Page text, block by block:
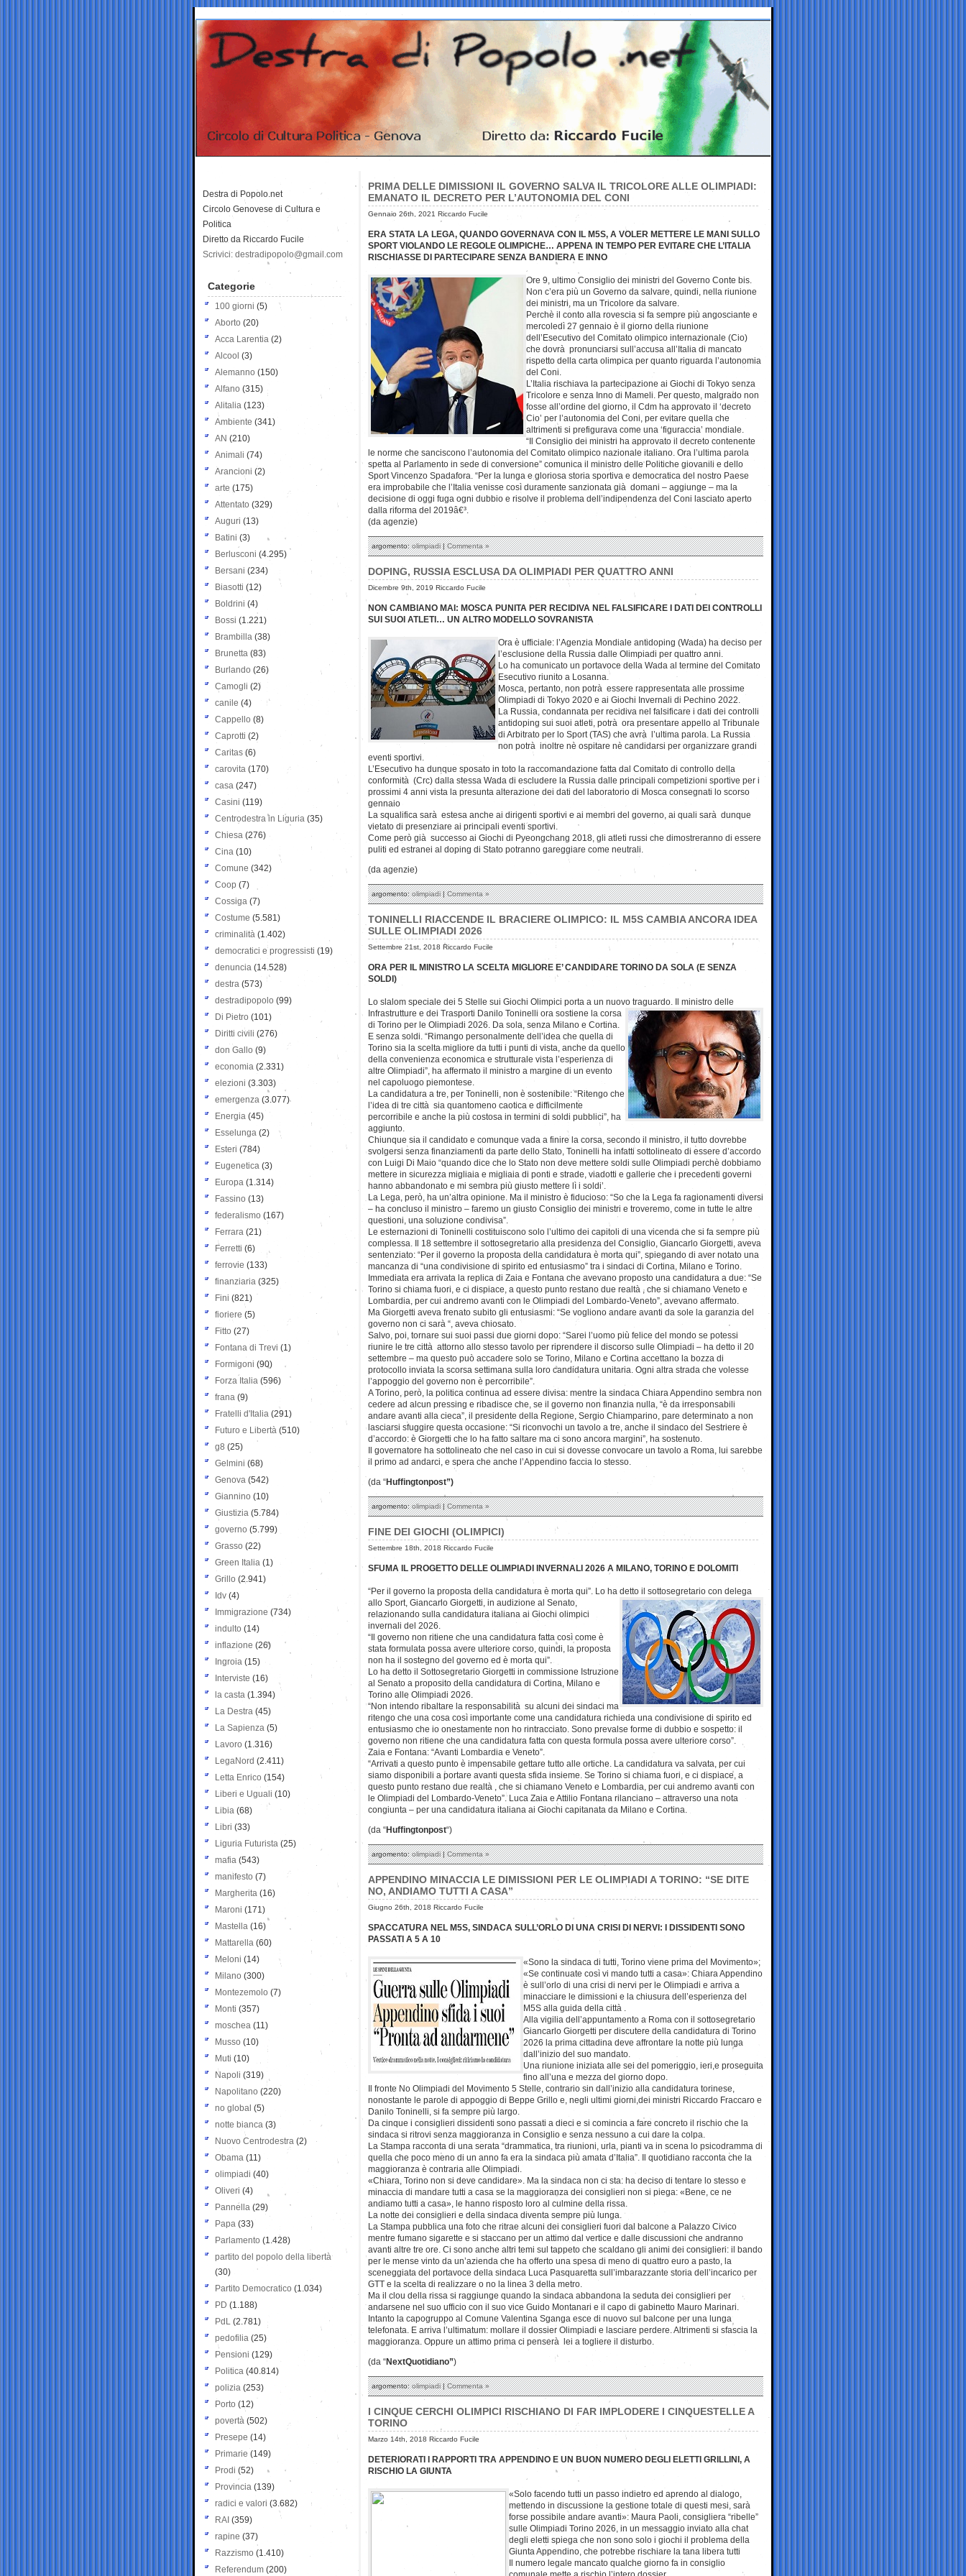
PRIMA DELLE DIMISSIONI IL GOVERNO SALVA IL TRICOLORE ALLE OLIMPIADI:
EMANATO IL DECRETO PER L’AUTONOMIA DEL CONI
Gennaio 26th, 2021 Riccardo Fucile
ERA STATA LA LEGA, QUANDO GOVERNAVA CON IL M5S, A VOLER METTERE LE MANI SULLO
SPORT VIOLANDO LE REGOLE OLIMPICHE… APPENA IN TEMPO PER EVITARE CHE L’ITALIA
RISCHIASSE DI PARTECIPARE SENZA BANDIERA E INNO
Ore 9, ultimo Consiglio dei ministri del Governo Conte bis.
Non c’era più un Governo da salvare, quindi, nella riunione
dei ministri, ma un Tricolore da salvare.
Perchè il conto alla rovescia si fa sempre più angosciante e
mercoledì 27 gennaio è il giorno della riunione
dell’Esecutivo del Comitato olimpico internazionale (Cio)
che dovrà pronunciarsi sull’accusa all’Italia di mancato
rispetto della carta olimpica per quanto riguarda l’autonomia
del Coni.
L’Italia rischiava la partecipazione ai Giochi di Tokyo senza
Tricolore e senza Inno di Mameli. Per questo, malgrado non
fosse all’ordine del giorno, il Cdm ha approvato il ‘decreto
Cio’ per l’autonomia del Coni, per evitare quella che
altrimenti si prefigurava come una ‘figuraccia’ mondiale.
“Il Consiglio dei ministri ha approvato il decreto contenente
le norme che sanciscono l’autonomia del Comitato olimpico nazionale italiano. Ora l’ultima parola
spetta al Parlamento in sede di conversione” comunica il ministro delle Politiche giovanili e dello
Sport Vincenzo Spadafora. “Per la lunga e gloriosa storia sportiva e democratica del nostro Paese
era improbabile che l’Italia venisse così duramente sanzionata già domani – aggiunge – ma la
decisione di oggi fuga ogni dubbio e risolve il problema dell’indipendenza del Coni lasciato aperto
dalla riforma del 2019â€³.
(da agenzie)
argomento:olimpiadi|Commenta »
DOPING, RUSSIA ESCLUSA DA OLIMPIADI PER QUATTRO ANNI
Dicembre 9th, 2019 Riccardo Fucile
NON CAMBIANO MAI: MOSCA PUNITA PER RECIDIVA NEL FALSIFICARE I DATI DEI CONTROLLI
SUI SUOI ATLETI… UN ALTRO MODELLO SOVRANISTA
Ora è ufficiale: l’Agenzia Mondiale antidoping (Wada) ha deciso per
l’esclusione della Russia dalle Olimpiadi per quattro anni.
Lo ha comunicato un portavoce della Wada al termine del Comitato
Esecutivo riunito a Losanna.
Mosca, pertanto, non potrà essere rappresentata alle prossime
Olimpiadi di Tokyo 2020 e ai Giochi Invernali di Pechino 2022.
La Russia, condannata per recidiva nel falsificare i dati dei controlli
antidoping sui suoi atleti, potrà ora presentare appello al Tribunale
di Arbitrato per lo Sport (TAS) che avrà l’ultima parola. La Russia
non potrà inoltre nè ospitare nè candidarsi per organizzare grandi
eventi sportivi.
L’Esecutivo ha dunque sposato in toto la raccomandazione fatta dal Comitato di controllo della
conformità (Crc) dalla stessa Wada di escludere la Russia dalle principali competizioni sportive per i
prossimi 4 anni vista la presunta alterazione dei dati del laboratorio di Mosca consegnati lo scorso
gennaio
La squalifica sarà estesa anche ai dirigenti sportivi e ai membri del governo, ai quali sarà dunque
vietato di presenziare ai principali eventi sportivi.
Come però già successo ai Giochi di Pyeongchang 2018, gli atleti russi che dimostreranno di essere
puliti ed estranei al doping di Stato potranno gareggiare come neutrali.
(da agenzie)
argomento:olimpiadi|Commenta »
TONINELLI RIACCENDE IL BRACIERE OLIMPICO: IL M5S CAMBIA ANCORA IDEA
SULLE OLIMPIADI 2026
Settembre 21st, 2018 Riccardo Fucile
ORA PER IL MINISTRO LA SCELTA MIGLIORE E’ CANDIDARE TORINO DA SOLA (E SENZA
SOLDI)
Lo slalom speciale dei 5 Stelle sui Giochi Olimpici porta a un nuovo traguardo. Il ministro delle
Infrastrutture e dei Trasporti Danilo Toninelli ora sostiene la corsa
di Torino per le Olimpiadi 2026. Da sola, senza Milano e Cortina.
E senza soldi. “Rimango personalmente dell’idea che quella di
Torino sia la scelta migliore da tutti i punti di vista, anche da quello
della convenienza economica e strutturale vista l’esperienza di
altre Olimpiadi”, ha affermato il ministro a margine di un evento
nel capoluogo piemontese.
La candidatura a tre, per Toninelli, non è sostenibile: “Ritengo che
l’idea di tre città sia quantomeno caotica e difficilmente
percorribile e anche la più costosa in termini di soldi pubblici”, ha
aggiunto.
Chiunque sia il candidato e comunque vada a finire la corsa, secondo il ministro, il tutto dovrebbe
svolgersi senza finanziamenti da parte dello Stato, Toninelli ha infatti sottolineato di essere d’accordo
con Luigi Di Maio “quando dice che lo Stato non deve mettere soldi sulle Olimpiadi perchè dobbiamo
mettere in sicurezza migliaia e migliaia di ponti e strade, viadotti e gallerie che i precedenti governi
hanno abbandonato e mi sembra più giusto mettere lì i soldi’.
La Lega, però, ha un’altra opinione. Ma il ministro è fiducioso: “So che la Lega fa ragionamenti diversi
– ha concluso il ministro – faremo un giusto Consiglio dei ministri e troveremo, come in tutte le altre
questioni, una soluzione condivisa”.
Le esternazioni di Toninelli costituiscono solo l’ultimo dei capitoli di una vicenda che si fa sempre più
complessa. Il 18 settembre il sottosegretario alla presidenza del Consiglio, Giancarlo Giorgetti, aveva
sentenziato: “Per il governo la proposta della candidatura è morta qui”, spiegando di aver notato una
mancanza di “una condivisione di spirito ed entusiasmo” tra i sindaci di Cortina, Milano e Torino.
Immediata era arrivata la replica di Zaia e Fontana che avevano proposto una candidatura a due: “Se
Torino si chiama fuori, e ci dispiace, a questo punto restano due realtà , che si chiamano Veneto e
Lombardia, per cui andremo avanti con le Olimpiadi del Lombardo-Veneto”, avevano affermato.
Ma Giorgetti aveva frenato subito gli entusiasmi: “Se vogliono andare avanti da sole la garanzia del
governo non ci sarà “, aveva chiosato.
Salvo, poi, tornare sui suoi passi due giorni dopo: “Sarei l’uomo più felice del mondo se potessi
riunire le tre città attorno allo stesso tavolo per riprendere il discorso sulle Olimpiadi – ha detto il 20
settembre – ma questo può accadere solo se Torino, Milano e Cortina accettano la bozza di
protocollo inviata la scorsa settimana sulla loro candidatura unitaria. Ogni altra strada che volesse
l’appoggio del governo non è percorribile”.
A Torino, però, la politica continua ad essere divisa: mentre la sindaca Chiara Appendino sembra non
cedere ad alcun pressing e ribadisce che, se il governo non finanzia nulla, “è da irresponsabili
andare avanti alla cieca”, il presidente della Regione, Sergio Chiamparino, pare determinato a non
lasciarsi sfuggire questa occasione: “Si riconvochi un tavolo a tre, anche il sindaco del Sestriere è
d’accordo: è Giorgetti che lo ha fatto saltare ma ci sono ancora margini”, ha sostenuto.
Il governatore ha sottolineato che nel caso in cui si dovesse convocare un tavolo a Roma, lui sarebbe
il primo ad andarci, e spera che anche l’Appendino faccia lo stesso.
(da “Huffingtonpost”)
argomento:olimpiadi|Commenta »
FINE DEI GIOCHI (OLIMPICI)
Settembre 18th, 2018 Riccardo Fucile
SFUMA IL PROGETTO DELLE OLIMPIADI INVERNALI 2026 A MILANO, TORINO E DOLOMITI
“Per il governo la proposta della candidatura è morta qui”. Lo ha detto il sottosegretario con delega
allo Sport, Giancarlo Giorgetti, in audizione al Senato,
relazionando sulla candidatura italiana ai Giochi olimpici
invernali del 2026.
“Il governo non ritiene che una candidatura fatta così come è
stata formulata possa avere ulteriore corso, quindi, la proposta
non ha il sostegno del governo ed è morta qui”.
Lo ha detto il Sottosegretario Giorgetti in commissione Istruzione
al Senato a proposito della candidatura di Cortina, Milano e
Torino alle Olimpiadi 2026.
“Non intendo ribaltare la responsabilità su alcuni dei sindaci ma
ritengo che una cosa così importante come una candidatura richieda una condivisione di spirito ed
entusiasmo che io onestamente non ho rintracciato. Sono prevalse forme di dubbio e sospetto: il
governo non ritiene che una candidatura fatta con questa formula possa avere ulteriore corso”.
Zaia e Fontana: “Avanti Lombardia e Veneto”.
“Arrivati a questo punto è impensabile gettare tutto alle ortiche. La candidatura va salvata, per cui
siamo disponibili a portare avanti questa sfida insieme. Se Torino si chiama fuori, e ci dispiace, a
questo punto restano due realtà , che si chiamano Veneto e Lombardia, per cui andremo avanti con
le Olimpiadi del Lombardo-Veneto”. Luca Zaia e Attilio Fontana rilanciano – attraverso una nota
congiunta – per una candidatura italiana ai Giochi capitanata da Milano e Cortina.
(da “Huffingtonpost“)
argomento:olimpiadi|Commenta »
APPENDINO MINACCIA LE DIMISSIONI PER LE OLIMPIADI A TORINO: “SE DITE
NO, ANDIAMO TUTTI A CASA”
Giugno 26th, 2018 Riccardo Fucile
SPACCATURA NEL M5S, SINDACA SULL’ORLO DI UNA CRISI DI NERVI: I DISSIDENTI SONO
PASSATI A 5 A 10
«Sono la sindaca di tutti, Torino viene prima del Movimento»;
«Se continuate così vi mando tutti a casa»: Chiara Appendino
è sull’orlo di una crisi di nervi per le Olimpiadi e arriva a
minacciare le dimissioni e la chiusura dell’esperienza del
M5S alla guida della città .
Alla vigilia dell’appuntamento a Roma con il sottosegretario
Giancarlo Giorgetti per discutere della candidatura di Torino
2026 la prima cittadina deve affrontare la notte più lunga
dall’inizio del suo mandato.
Una riunione iniziata alle sei del pomeriggio, ieri,e proseguita
fino all’una e mezza del giorno dopo.
Il fronte No Olimpiadi del Movimento 5 Stelle, contrario sin dall’inizio alla candidatura torinese,
nonostante le parole di appoggio di Beppe Grillo e, negli ultimi giorni,dei ministri Riccardo Fraccaro e
Danilo Toninelli, si fa sempre più largo.
Da cinque i consiglieri dissidenti sono passati a dieci e si comincia a fare concreto il rischio che la
sindaca si ritrovi senza maggioranza in Consiglio e senza nessuno a cui dare la colpa.
La Stampa racconta di una serata “drammatica, tra riunioni, urla, pianti va in scena lo psicodramma di
quella che poco meno di un anno fa era la sindaca più amata d’Italia”. Il quotidiano racconta che la
maggioranza è contraria alle Olimpiadi.
«Chiara, Torino non si deve candidare». Ma la sindaca non ci sta: ha deciso di tentare lo stesso e
minaccia di mandare tutti a casa se la maggioranza dei consiglieri non si piega: «Bene, ce ne
andiamo tutti a casa», le hanno risposto loro al culmine della rissa.
La notte dei consiglieri e della sindaca diventa sempre più lunga.
La Stampa pubblica una foto che ritrae alcuni dei consiglieri fuori dal balcone a Palazzo Civico
mentre fumano sigarette e si staccano per un attimo dal vertice e dalle discussioni che andranno
avanti altre tre ore. Ci sono anche altri temi sul tappeto che scaldano gli animi dei consiglieri: il bando
per le mense vinto da un’azienda che ha offerto una spesa di meno di quattro euro a pasto, la
sceneggiata del portavoce della sindaca Luca Pasquaretta sull’imbarazzante storia dell’incarico per
GTT e la scelta di realizzare o no la linea 3 della metro.
Ma il clou della rissa si raggiunge quando la sindaca abbandona la seduta dei consiglieri per
andarsene nel suo ufficio con il suo vice Guido Montanari e il capo di gabinetto Mauro Marinari.
Intanto la capogruppo al Comune Valentina Sganga esce di nuovo sul balcone per una lunga
telefonata. E arriva l’ultimatum: mollare il dossier Olimpiadi e lasciare perdere. Altrimenti si sfascia la
maggioranza. Oppure un attimo prima ci penserà lei a togliere il disturbo.
(da “NextQuotidiano”)
argomento:olimpiadi|Commenta »
I CINQUE CERCHI OLIMPICI RISCHIANO DI FAR IMPLODERE I CINQUESTELLE A
TORINO
Marzo 14th, 2018 Riccardo Fucile
DETERIORATI I RAPPORTI TRA APPENDINO E UN BUON NUMERO DEGLI ELETTI GRILLINI, A
RISCHIO LA GIUNTA
«Solo facendo tutti un passo indietro ed aprendo al dialogo,
mettendo in discussione la gestione totale di questi mesi, sarà
forse possibile andare avanti»: Maura Paoli, consigliera “ribelle”
sulle Olimpiadi Torino 2026, in un messaggio inviato alla chat
degli eletti spiega che non sono solo i giochi il problema della
Giunta Appendino, che potrebbe rischiare la tana libera tutti
Il numero legale mancato qualche giorno fa in consiglio
Destra di Popolo.net
Circolo Genovese di Cultura e
Politica
Diretto da Riccardo Fucile
Scrivici: destradipopolo@gmail.com
Categorie
100 giorni (5)
Aborto (20)
Acca Larentia (2)
Alcool (3)
Alemanno (150)
Alfano (315)
Alitalia (123)
Ambiente (341)
AN (210)
Animali (74)
Arancioni (2)
arte (175)
Attentato (329)
Auguri (13)
Batini (3)
Berlusconi (4.295)
Bersani (234)
Biasotti (12)
Boldrini (4)
Bossi (1.221)
Brambilla (38)
Brunetta (83)
Burlando (26)
Camogli (2)
canile (4)
Cappello (8)
Caprotti (2)
Caritas (6)
carovita (170)
casa (247)
Casini (119)
Centrodestra in Liguria (35)
Chiesa (276)
Cina (10)
Comune (342)
Coop (7)
Cossiga (7)
Costume (5.581)
criminalità (1.402)
democratici e progressisti (19)
denuncia (14.528)
destra (573)
destradipopolo (99)
Di Pietro (101)
Diritti civili (276)
don Gallo (9)
economia (2.331)
elezioni (3.303)
emergenza (3.077)
Energia (45)
Esselunga (2)
Esteri (784)
Eugenetica (3)
Europa (1.314)
Fassino (13)
federalismo (167)
Ferrara (21)
Ferretti (6)
ferrovie (133)
finanziaria (325)
Fini (821)
fioriere (5)
Fitto (27)
Fontana di Trevi (1)
Formigoni (90)
Forza Italia (596)
frana (9)
Fratelli d'Italia (291)
Futuro e Libertà (510)
g8 (25)
Gelmini (68)
Genova (542)
Giannino (10)
Giustizia (5.784)
governo (5.799)
Grasso (22)
Green Italia (1)
Grillo (2.941)
Idv (4)
Immigrazione (734)
indulto (14)
inflazione (26)
Ingroia (15)
Interviste (16)
la casta (1.394)
La Destra (45)
La Sapienza (5)
Lavoro (1.316)
LegaNord (2.411)
Letta Enrico (154)
Liberi e Uguali (10)
Libia (68)
Libri (33)
Liguria Futurista (25)
mafia (543)
manifesto (7)
Margherita (16)
Maroni (171)
Mastella (16)
Mattarella (60)
Meloni (14)
Milano (300)
Montezemolo (7)
Monti (357)
moschea (11)
Musso (10)
Muti (10)
Napoli (319)
Napolitano (220)
no global (5)
notte bianca (3)
Nuovo Centrodestra (2)
Obama (11)
olimpiadi (40)
Oliveri (4)
Pannella (29)
Papa (33)
Parlamento (1.428)
partito del popolo della libertà
(30)
Partito Democratico (1.034)
PD (1.188)
PdL (2.781)
pedofilia (25)
Pensioni (129)
Politica (40.814)
polizia (253)
Porto (12)
povertà (502)
Presepe (14)
Primarie (149)
Prodi (52)
Provincia (139)
radici e valori (3.682)
RAI (359)
rapine (37)
Razzismo (1.410)
Referendum (200)